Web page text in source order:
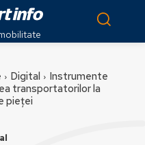
Digital
Instrumente
transportatorilor la
pieței